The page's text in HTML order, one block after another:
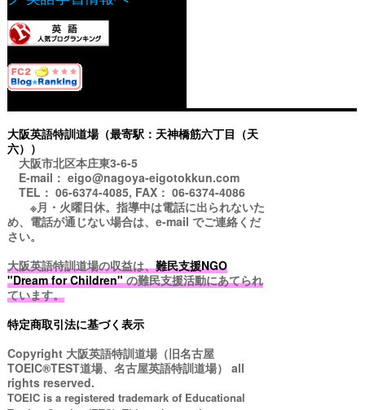
大阪英語特訓道場（最寄駅：天神橋筋六丁目（天
六））
大阪市北区本庄東3-6-5
E-mail： eigo@nagoya-eigotokkun.com
TEL： 06-6374-4085, FAX： 06-6374-4086
※月・火曜日休。指導中は電話に出られないた
め、電話が通じない場合は、e-mail でご連絡くだ
さい。
大阪英語特訓道場の収益は、難民支援NGO
"Dream for Children"の難民支援活動にあてられ
ています。
特定商取引法に基づく表示
Copyright 大阪英語特訓道場（旧名古屋
TOEIC®TEST道場、名古屋英語特訓道場） all
rights reserved.
TOEIC is a registered trademark of Educational